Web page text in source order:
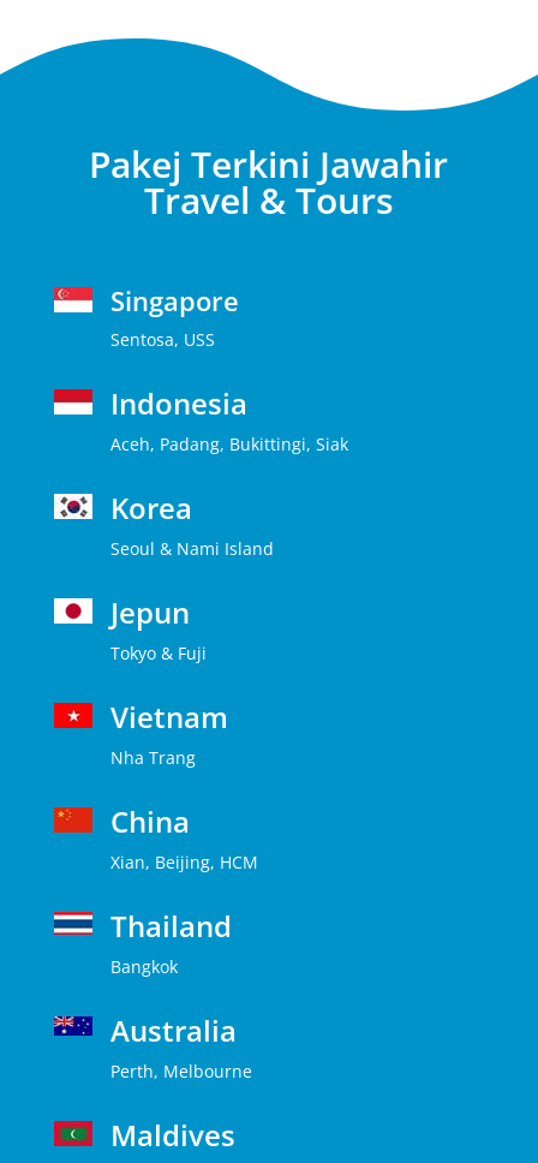
Pakej Terkini Jawahir
Travel & Tours
Singapore
Sentosa, USS
Indonesia
Aceh, Padang, Bukittingi, Siak
Korea
Seoul & Nami Island
Jepun
Tokyo & Fuji
Vietnam
Nha Trang
China
Xian, Beijing, HCM
Thailand
Bangkok
Australia
Perth, Melbourne
Maldives